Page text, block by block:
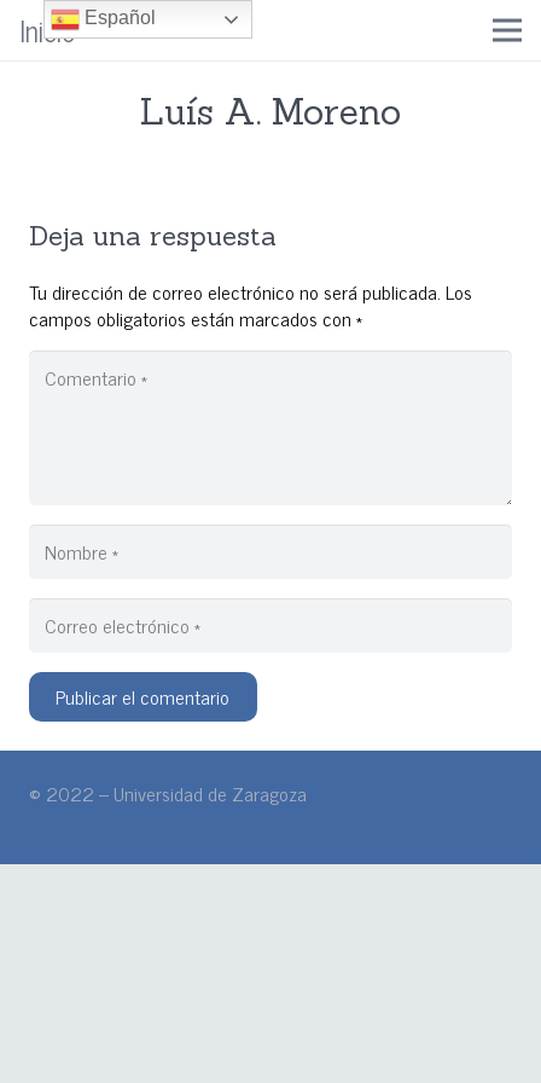
Inicio
Luís A. Moreno
Deja una respuesta
Tu dirección de correo electrónico no será publicada.Los
campos obligatorios están marcados con*
Publicar el comentario
© 2022 – Universidad de Zaragoza
Español